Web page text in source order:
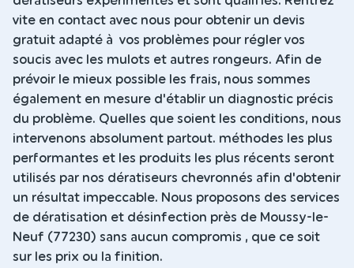
vite en contact avec nous pour obtenir un devis
gratuit adapté à vos problèmes pour régler vos
soucis avec les mulots et autres rongeurs. Afin de
prévoir le mieux possible les frais, nous sommes
également en mesure d'établir un diagnostic précis
du problème. Quelles que soient les conditions, nous
intervenons absolument partout. méthodes les plus
performantes et les produits les plus récents seront
utilisés par nos dératiseurs chevronnés afin d'obtenir
un résultat impeccable. Nous proposons des services
de dératisation et désinfection près de Moussy-le-
Neuf (77230) sans aucun compromis , que ce soit
sur les prix ou la finition.